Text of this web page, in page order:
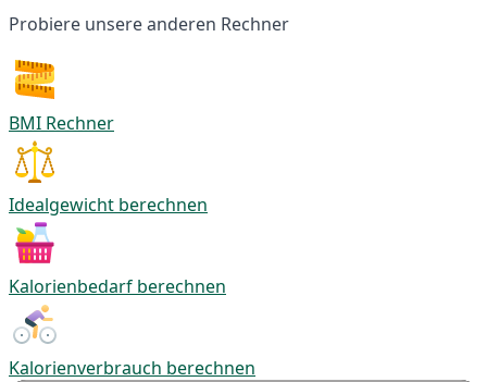
Probiere unsere anderen Rechner
BMI Rechner
Idealgewicht berechnen
Kalorienbedarf berechnen
Kalorienverbrauch berechnen